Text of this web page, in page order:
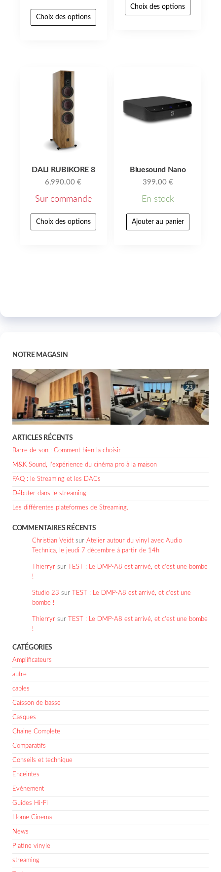
Choix des options
Choix des options
DALI RUBIKORE 8
6,990.00€
Sur commande
Choix des options
Bluesound Nano
399.00 €
En stock
Ajouter au panier
NOTRE MAGASIN
ARTICLES RÉCENTS
Barre de son : Comment bien la choisir
M&K Sound, l’expérience du cinéma pro à la maison
FAQ : le Streaming et les DACs
Débuter dans le streaming
Les différentes plateformes de Streaming.
COMMENTAIRES RÉCENTS
Christian Veidt sur Atelier autour du vinyl avec Audio
Technica, le jeudi 7 décembre à partir de 14h
Thierryr sur
TEST : Le DMP-A8 est arrivé, et c’est une bombe
!
Studio 23 sur
TEST : Le DMP-A8 est arrivé, et c’est une
bombe !
Thierryr sur
TEST : Le DMP-A8 est arrivé, et c’est une bombe
!
CATÉGORIES
Amplificateurs
autre
cables
Caisson de basse
Casques
Chaine Complete
Comparatifs
Conseils et technique
Enceintes
Evènement
Guides Hi-Fi
Home Cinema
News
Platine vinyle
streaming